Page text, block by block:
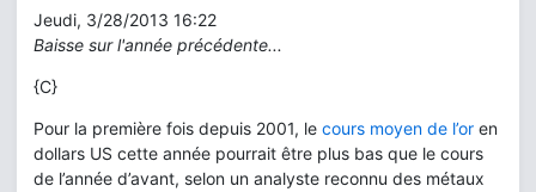
Jeudi, 3/28/2013 16:22
Baisse sur l'année précédente...
{C}
Pour la première fois depuis 2001, le cours moyen de l’or en
dollars US cette année pourrait être plus bas que le cours
de l’année d’avant, selon un analyste reconnu des métaux